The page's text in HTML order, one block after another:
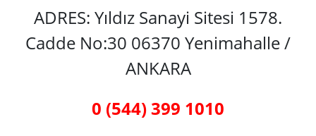
ADRES: Yıldız Sanayi Sitesi 1578.
Cadde No:30 06370 Yenimahalle /
ANKARA
0 (544) 399 1010